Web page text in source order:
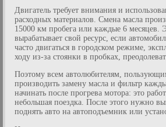
Двигатель требует внимания и
расходных материалов. Смена масла
15000 км пробега или каждые 6 месяцев.
вырабатывает свой ресурс, если
часто двигаться в городском режиме,
ходу из-за стоянки в пробках,
Поэтому всем автолюбителям,
производить замену масла и фильтр
начинать после прогрева мотора: это
небольшая поездка. После этого нужно
поднять авто на автоподъемник или